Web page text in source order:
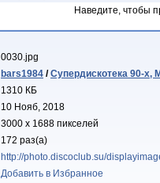
Наведите, чтобы
0030.jpg
bars1984 /Супердискотека 90-х,
1310 КБ
10 Нояб, 2018
3000 x 1688 пикселей
172 раз(а)
http://photo.discoclub.su/
Добавить в Избранное